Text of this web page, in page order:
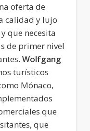
oferta de
calidad y lujo
que necesita
de primer nivel
Wolfgang
turísticos
Mónaco,
que
que